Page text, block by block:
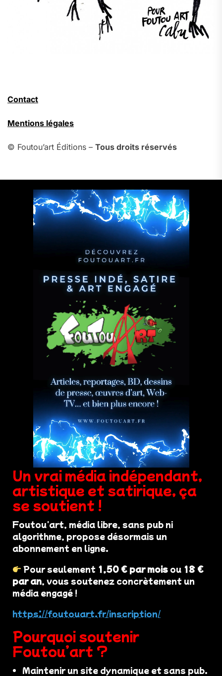
Contact
Mentions légales
© Foutou’art Éditions – Tous droits réservés
Un vrai média indépendant,
artistique et satirique, ça
se soutient !
Foutou'art, média libre, sans pub ni
algorithme, propose désormais un
abonnement en ligne.
Pour seulement 1,50 € par mois ou 18 €
par an, vous soutenez concrètement un
média engagé !
https://foutouart.fr/inscription/
Pourquoi soutenir
Foutou’art ?
Maintenir un site dynamique et sans pub.